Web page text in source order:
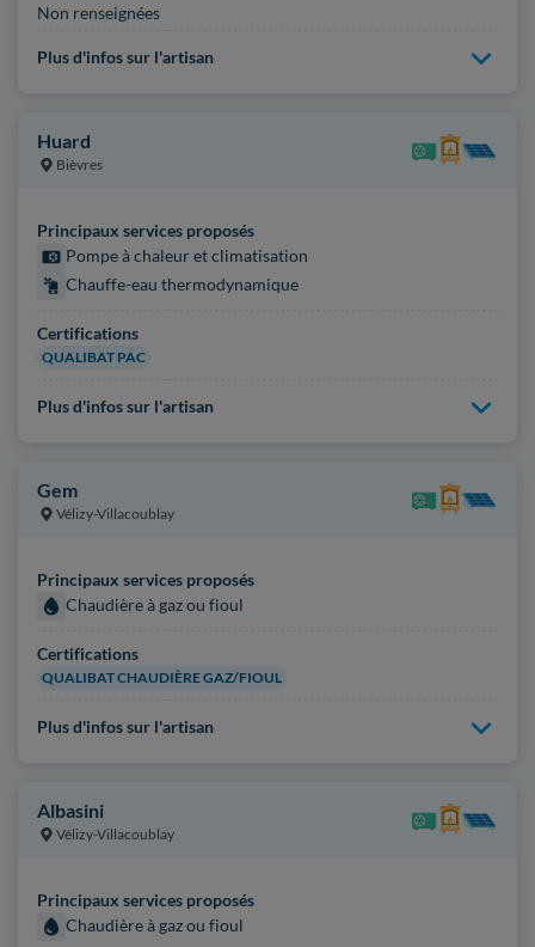
Non renseignées
Plus d'infos sur l'artisan
Huard
Bièvres
Principaux services proposés
Pompe à chaleur et climatisation
Chauffe-eau thermodynamique
Certifications
QUALIBAT PAC
Plus d'infos sur l'artisan
Gem
Vélizy-Villacoublay
Principaux services proposés
Chaudière à gaz ou fioul
Certifications
QUALIBAT CHAUDIÈRE GAZ/FIOUL
Plus d'infos sur l'artisan
Albasini
Vélizy-Villacoublay
Principaux services proposés
Chaudière à gaz ou fioul